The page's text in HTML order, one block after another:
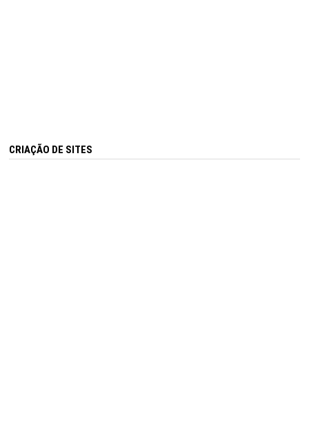
CRIAÇÃO DE SITES